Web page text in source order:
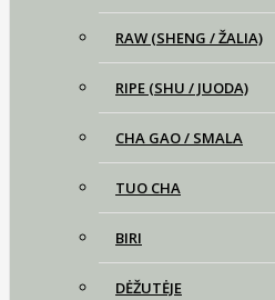
RAW (SHENG / ŽALIA)
RIPE (SHU / JUODA)
CHA GAO / SMALA
TUO CHA
BIRI
DĖŽUTĖJE